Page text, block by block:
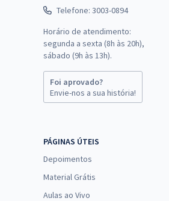
Telefone: 3003-0894
Horário de atendimento:
segunda a sexta (8h às 20h),
sábado (9h às 13h).
Foi aprovado?
Envie-nos a sua história!
PÁGINAS ÚTEIS
Depoimentos
Material Grátis
Aulas ao Vivo